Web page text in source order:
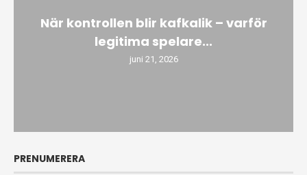
När kontrollen blir kafkalik – varför
legitima spelare...
juni 21, 2026
PRENUMERERA